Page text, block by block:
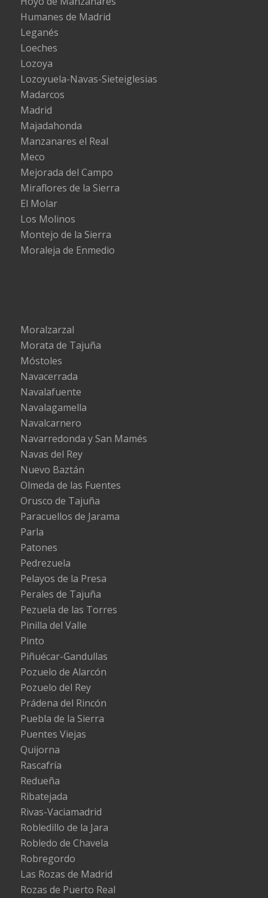
Humanes de Madrid
Leganés
Loeches
Lozoya
Lozoyuela-Navas-Sieteiglesias
Madarcos
Madrid
Majadahonda
Manzanares el Real
Meco
Mejorada del Campo
Miraflores de la Sierra
El Molar
Los Molinos
Montejo de la Sierra
Moraleja de Enmedio
Moralzarzal
Morata de Tajuña
Móstoles
Navacerrada
Navalafuente
Navalagamella
Navalcarnero
Navarredonda y San Mamés
Navas del Rey
Nuevo Baztán
Olmeda de las Fuentes
Orusco de Tajuña
Paracuellos de Jarama
Parla
Patones
Pedrezuela
Pelayos de la Presa
Perales de Tajuña
Pezuela de las Torres
Pinilla del Valle
Pinto
Piñuécar-Gandullas
Pozuelo de Alarcón
Pozuelo del Rey
Prádena del Rincón
Puebla de la Sierra
Puentes Viejas
Quijorna
Rascafría
Redueña
Ribatejada
Rivas-Vaciamadrid
Robledillo de la Jara
Robledo de Chavela
Robregordo
Las Rozas de Madrid
Rozas de Puerto Real